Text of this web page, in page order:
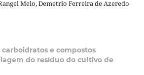
Melo, Demetrio Ferreira de Azeredo
e compostos
do resíduo do cultivo de